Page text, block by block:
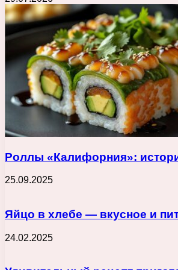
Роллы «Калифорния»:
25.09.2025
Яйцо в хлебе — вкусное и
24.02.2025